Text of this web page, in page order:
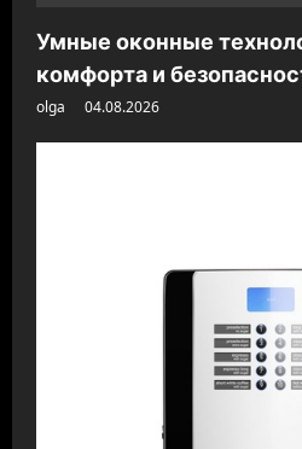
Умные оконные
комфорта и
olga 04.08.2026